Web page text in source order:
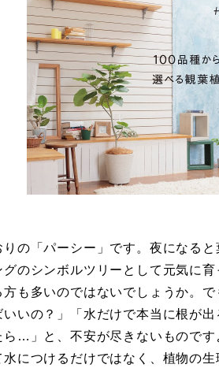
の「パーシー」です。夜になる
のシンボルツリーとして元気に
も多いのではないでしょうか。
いの？」「水だけで本当に根が
…」と、不安が尽きないもので
につけるだけではなく、植物の